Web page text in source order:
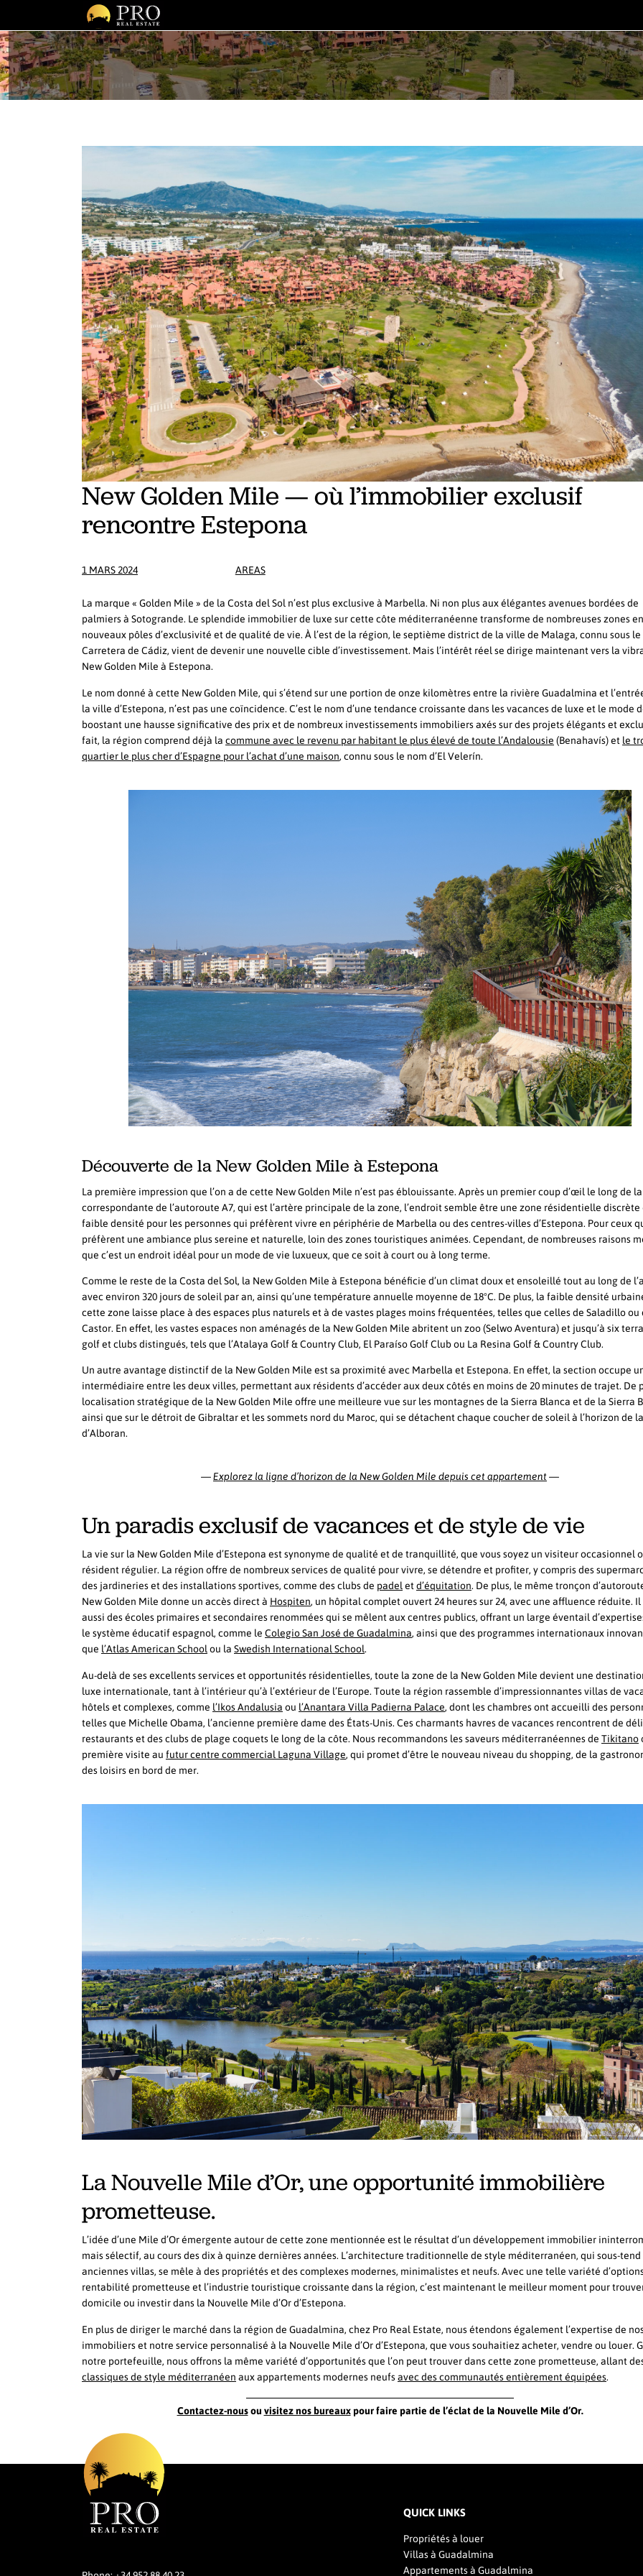
New Golden Mile — où l’immobilier exclusif
rencontre Estepona
1 MARS 2024 AREAS
La marque « Golden Mile » de la Costa del Sol n’est plus exclusive à Marbella. Ni non plus aux élégantes avenues bordées de
palmiers à Sotogrande. Le splendide immobilier de luxe sur cette côte méditerranéenne transforme de nombreuses zones en
nouveaux pôles d’exclusivité et de qualité de vie. À l’est de la région, le septième district de la ville de Malaga, connu sous
Carretera de Cádiz, vient de devenir une nouvelle cible d’investissement. Mais l’intérêt réel se dirige maintenant vers la
New Golden Mile à Estepona.
Le nom donné à cette New Golden Mile, qui s’étend sur une portion de onze kilomètres entre la rivière Guadalmina et
la ville d’Estepona, n’est pas une coïncidence. C’est le nom d’une tendance croissante dans les vacances de luxe et le mode
boostant une hausse significative des prix et de nombreux investissements immobiliers axés sur des projets élégants et
fait, la région comprend déjà la commune avec le revenu par habitant le plus élevé de toute l’Andalousie (Benahavís) et le
quartier le plus cher d’Espagne pour l’achat d’une maison, connu sous le nom d’El Velerín.
Découverte de la New Golden Mile à Estepona
La première impression que l’on a de cette New Golden Mile n’est pas éblouissante. Après un premier coup d’œil le long de
correspondante de l’autoroute A7, qui est l’artère principale de la zone, l’endroit semble être une zone résidentielle discrète
faible densité pour les personnes qui préfèrent vivre en périphérie de Marbella ou des centres-villes d’Estepona. Pour ceux
préfèrent une ambiance plus sereine et naturelle, loin des zones touristiques animées. Cependant, de nombreuses raisons
que c’est un endroit idéal pour un mode de vie luxueux, que ce soit à court ou à long terme.
Comme le reste de la Costa del Sol, la New Golden Mile à Estepona bénéficie d’un climat doux et ensoleillé tout au long de
avec environ 320 jours de soleil par an, ainsi qu’une température annuelle moyenne de 18°C. De plus, la faible densité
cette zone laisse place à des espaces plus naturels et à de vastes plages moins fréquentées, telles que celles de Saladillo ou
Castor. En effet, les vastes espaces non aménagés de la New Golden Mile abritent un zoo (Selwo Aventura) et jusqu’à six
golf et clubs distingués, tels que l’Atalaya Golf & Country Club, El Paraíso Golf Club ou La Resina Golf & Country Club.
Un autre avantage distinctif de la New Golden Mile est sa proximité avec Marbella et Estepona. En effet, la section occupe
intermédiaire entre les deux villes, permettant aux résidents d’accéder aux deux côtés en moins de 20 minutes de trajet. De
localisation stratégique de la New Golden Mile offre une meilleure vue sur les montagnes de la Sierra Blanca et de la Sierra
ainsi que sur le détroit de Gibraltar et les sommets nord du Maroc, qui se détachent chaque coucher de soleil à l’horizon de
d’Alboran.
—Explorez la ligne d’horizon de la New Golden Mile depuis cet appartement—
Un paradis exclusif de vacances et de style de vie
La vie sur la New Golden Mile d’Estepona est synonyme de qualité et de tranquillité, que vous soyez un visiteur occasionnel
résident régulier. La région offre de nombreux services de qualité pour vivre, se détendre et profiter, y compris des
des jardineries et des installations sportives, comme des clubs de padel et d’équitation. De plus, le même tronçon
New Golden Mile donne un accès direct à Hospiten, un hôpital complet ouvert 24 heures sur 24, avec une affluence réduite. Il
aussi des écoles primaires et secondaires renommées qui se mêlent aux centres publics, offrant un large éventail
le système éducatif espagnol, comme le Colegio San José de Guadalmina, ainsi que des programmes internationaux
que l’Atlas American School ou la Swedish International School.
Au-delà de ses excellents services et opportunités résidentielles, toute la zone de la New Golden Mile devient une
luxe internationale, tant à l’intérieur qu’à l’extérieur de l’Europe. Toute la région rassemble d’impressionnantes villas de
hôtels et complexes, comme l’Ikos Andalusia ou l’Anantara Villa Padierna Palace , dont les chambres ont accueilli des
telles que Michelle Obama, l’ancienne première dame des États-Unis. Ces charmants havres de vacances rencontrent de
restaurants et des clubs de plage coquets le long de la côte. Nous recommandons les saveurs méditerranéennes de Tikitano
première visite au futur centre commercial Laguna Village , qui promet d’être le nouveau niveau du shopping, de la
des loisirs en bord de mer.
La Nouvelle Mile d’Or, une opportunité immobilière
prometteuse.
L’idée d’une Mile d’Or émergente autour de cette zone mentionnée est le résultat d’un développement immobilier
mais sélectif, au cours des dix à quinze dernières années. L’architecture traditionnelle de style méditerranéen, qui sous-tend
anciennes villas, se mêle à des propriétés et des complexes modernes, minimalistes et neufs. Avec une telle variété
rentabilité prometteuse et l’industrie touristique croissante dans la région, c’est maintenant le meilleur moment pour
domicile ou investir dans la Nouvelle Mile d’Or d’Estepona.
En plus de diriger le marché dans la région de Guadalmina, chez Pro Real Estate, nous étendons également l’expertise de
immobiliers et notre service personnalisé à la Nouvelle Mile d’Or d’Estepona, que vous souhaitiez acheter, vendre ou louer.
notre portefeuille, nous offrons la même variété d’opportunités que l’on peut trouver dans cette zone prometteuse, allant
classiques de style méditerranéen aux appartements modernes neufsavec des communautés entièrement équipées.
Contactez-nousou visitez nos bureauxpour faire partie de l’éclat de la Nouvelle Mile d’Or.
QUICK LINKS
Propriétés à louer
Villas à Guadalmina
Appartements à Guadalmina